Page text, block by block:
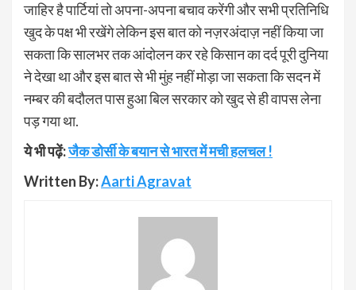
जाहिर है पार्टियां तो अपना-अपना बचाव करेंगी और सभी प्रतिनिधि
खुद के पक्ष भी रखेंगे लेकिन इस बात को नज़रअंदाज़ नहीं किया जा
सकता कि सालभर तक आंदोलन कर रहे किसान का दर्द पूरी दुनिया
ने देखा था और इस बात से भी मुंह नहीं मोड़ा जा सकता कि सदन में
नम्बर की बदौलत पास हुआ बिल सरकार को खुद से ही वापस लेना
पड़ गया था.
ये भी पढ़ें:जैक डोर्सी के बयान से भारत में मची हलचल !
Written By:Aarti Agravat